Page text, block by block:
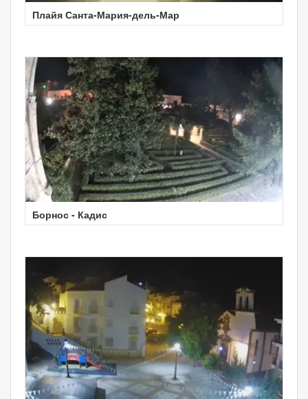
Плайя Санта-Мария-дель-Мар
Борнос - Кадис